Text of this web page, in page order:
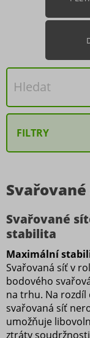
FILTRY
10 mm
16 mm
19 mm
25 mm
Výška
100 cm
Svařované
stabilita
Maximální
Svařovaná síť v
bodového
na trhu. Na rozdíl
svařovaná síť
umožňuje
ztráty